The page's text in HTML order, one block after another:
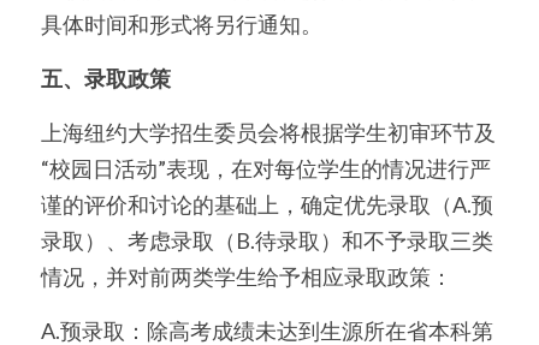
具体时间和形式将另行通知。
五、录取政策
上海纽约大学招生委员会将根据学生初审环节及
“校园日活动”表现，在对每位学生的情况进行严
谨的评价和讨论的基础上，确定优先录取（A.预
录取）、考虑录取（B.待录取）和不予录取三类
情况，并对前两类学生给予相应录取政策：
A.预录取：除高考成绩未达到生源所在省本科第